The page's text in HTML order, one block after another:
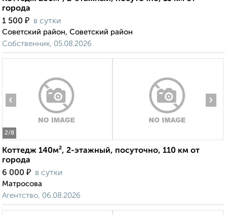
города
1 500 ₽ в сутки
Советский район, Советский район
Собственник, 05.08.2026
2/8
‹ ›
Коттедж 140м², 2-этажный, посуточно, 110 км от
города
6 000 ₽ в сутки
Матросова
Агентство, 06.08.2026